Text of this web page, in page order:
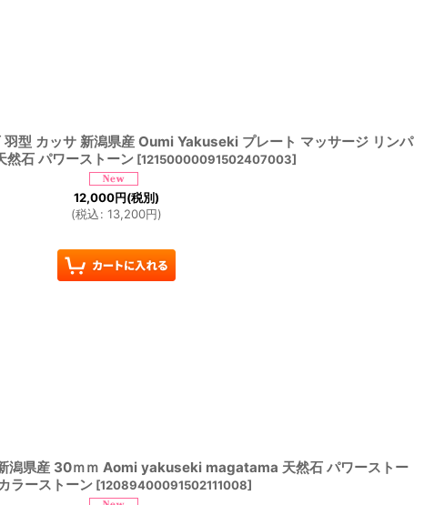
羽型 カッサ 新潟県産 Oumi Yakuseki プレート マッサージ リンパ
然石 パワーストーン [12150000091502407003]
12,000円(税別)
(税込: 13,200円)
新潟県産 30ｍｍ Aomi yakuseki magatama 天然石 パワーストー
ラーストーン [12089400091502111008]